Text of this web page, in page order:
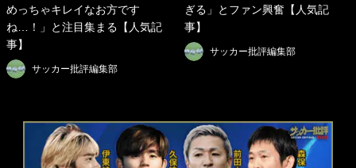
めっちゃキレイなお方です
ね…！」と注目集まる【人気記
事】
サッカー批評編集部
ぎる」とファン興奮【人気記
事】
サッカー批評編集部